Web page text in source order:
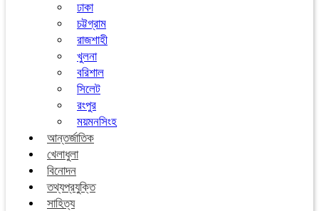
ঢাকা
চট্টগ্রাম
রাজশাহী
খুলনা
বরিশাল
সিলেট
রংপুর
ময়মনসিংহ
আন্তর্জাতিক
খেলাধুলা
বিনোদন
তথ্যপ্রযুক্তি
সাহিত্য